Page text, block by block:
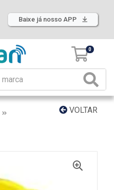
Baixe já nosso APP
0
VOLTAR